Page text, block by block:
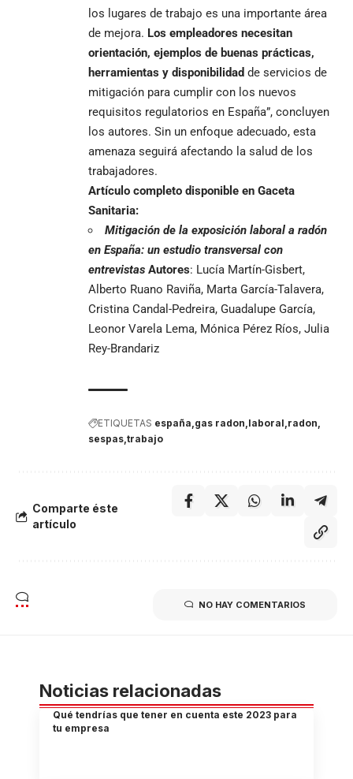
los lugares de trabajo es una importante área
de mejora. Los empleadores necesitan
orientación, ejemplos de buenas prácticas,
herramientas y disponibilidad de servicios de
mitigación para cumplir con los nuevos
requisitos regulatorios en España”, concluyen
los autores. Sin un enfoque adecuado, esta
amenaza seguirá afectando la salud de los
trabajadores.
Artículo completo disponible en Gaceta
Sanitaria:
Mitigación de la exposición laboral a radón
en España: un estudio transversal con
entrevistas Autores: Lucía Martín-Gisbert,
Alberto Ruano Raviña, Marta García-Talavera,
Cristina Candal-Pedreira, Guadalupe García,
Leonor Varela Lema, Mónica Pérez Ríos, Julia
Rey-Brandariz
ETIQUETAS españa gas radon laboral radon
sespas trabajo
Comparte éste
artículo
NO HAY COMENTARIOS
Noticias relacionadas
Qué tendrías que tener en cuenta este 2023 para
tu empresa